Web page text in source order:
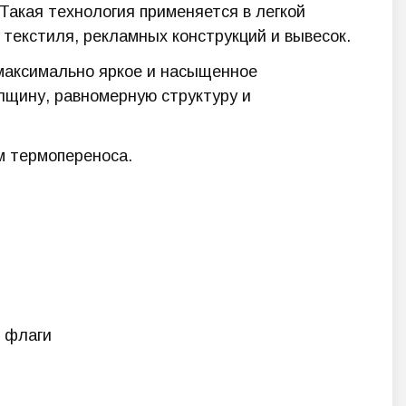
Такая технология применяется в легкой
рекламных конструкций и вывесок.
яркое и насыщенное
равномерную структуру и
термопереноса.
флаги